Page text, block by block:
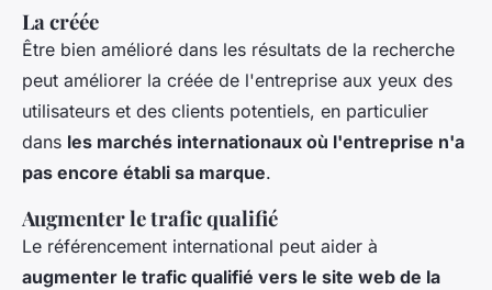
La créée
Être bien amélioré dans les résultats de la recherche
peut améliorer la créée de l'entreprise aux yeux des
utilisateurs et des clients potentiels, en particulier
dans les marchés internationaux où l'entreprise n'a
pas encore établi sa marque.
Augmenter le trafic qualifié
Le référencement international peut aider à
augmenter le trafic qualifié vers le site web de la